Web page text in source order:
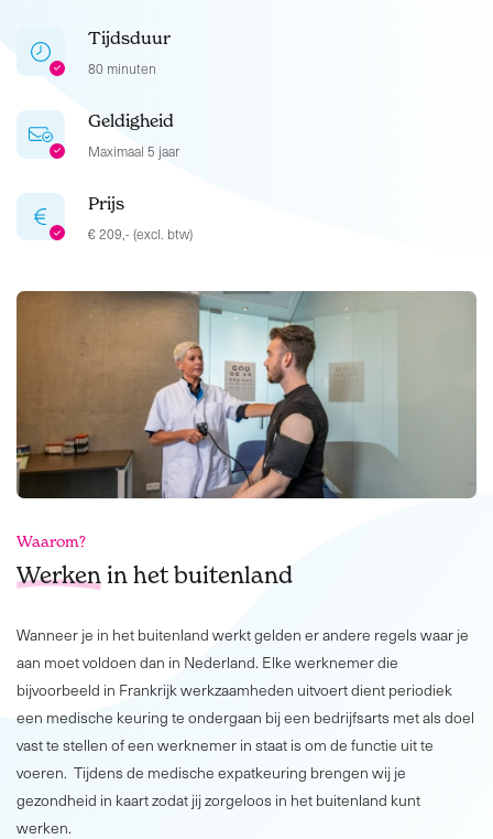
Tijdsduur
80 minuten
Geldigheid
Maximaal 5 jaar
Prijs
€ 209,- (excl. btw)
Waarom?
Werken in het buitenland
Wanneer je in het buitenland werkt gelden er andere regels waar je
aan moet voldoen dan in Nederland. Elke werknemer die
bijvoorbeeld in Frankrijk werkzaamheden uitvoert dient periodiek
een medische keuring te ondergaan bij een bedrijfsarts met als doel
vast te stellen of een werknemer in staat is om de functie uit te
voeren. Tijdens de medische expatkeuring brengen wij je
gezondheid in kaart zodat jij zorgeloos in het buitenland kunt
werken.